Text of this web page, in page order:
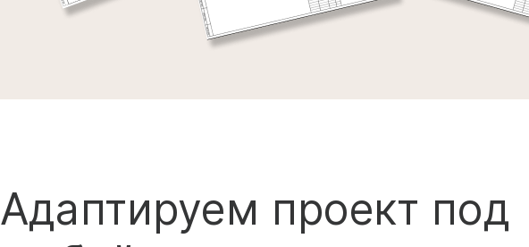
Адаптируем проект под